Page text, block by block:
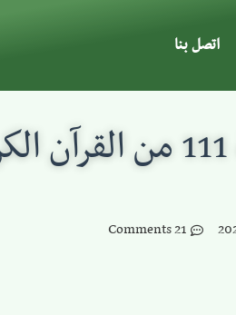
اتصل بنا
21 Comments